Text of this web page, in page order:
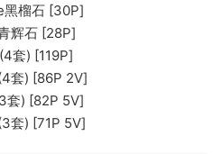
黑榴石 [30P]
辉石 [28P]
套) [119P]
套) [86P 2V]
套) [82P 5V]
套) [71P 5V]